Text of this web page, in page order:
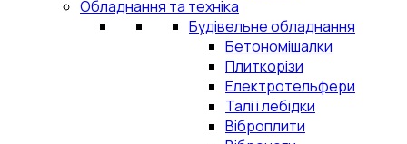
Обладнання та техніка
Будівельне обладнання
Бетономішалки
Плиткорізи
Електротельфери
Талі і лебідки
Віброплити